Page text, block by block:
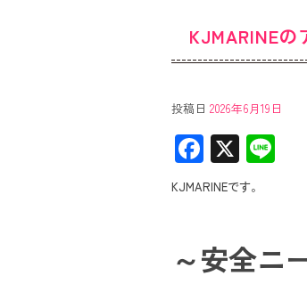
KJMARINE
投稿日 2026年6月19日
F
ac
e
o
X
KJMARINEです。
～安全ニ